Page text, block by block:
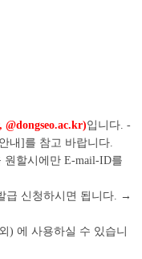
@dongseo.ac.kr)입니다. -
내]를 참고 바랍니다.
원할시에만 E-mail-ID를
급 신청하시면 됩니다. →
) 에 사용하실 수 있습니